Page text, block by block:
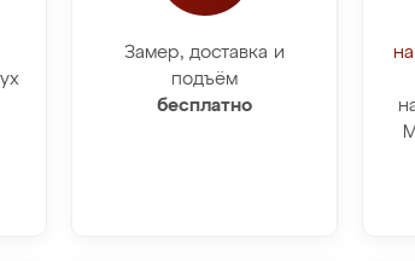
Замер, доставка и
подъём
бесплатно